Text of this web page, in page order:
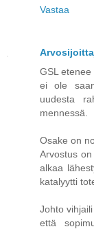
Vastaa
GSL
ei ole
uudesta
mennessä.
Osake on
Arvostus
alkaa
katalyytti
Johto
että